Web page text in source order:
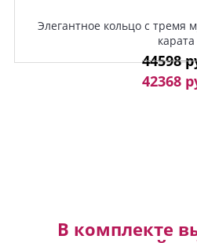
Элегантное кольцо с тремя
карата
44598
42368
В комплекте